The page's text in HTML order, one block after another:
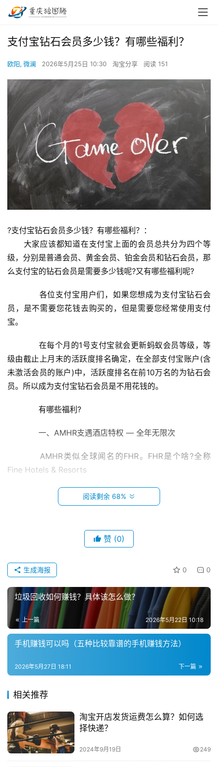
首
页
小
本
创
业
兼
职
目
电
商
创
支付宝钻石会员多少钱？有哪些福利？
欧阳, 微澜 2026年5月25日 10:30 淘宝分享 阅读 151
?支付宝钻石会员多少钱？有哪些福利？：
大家应该都知道在支付宝上面的会员总共分为四个等
级，分别是普通会员、黄金会员、铂金会员和钻石会员，那
么支付宝的钻石会员是需要多少钱呢?又有哪些福利呢?
各位支付宝用户们，如果您想成为支付宝钻石会
员，是不需要您花钱去购买的，但是需要您经常使用支付
宝。
在每个月的1号支付宝就会更新蚂蚁会员等级，等
级由截止上月末的活跃度排名确定，在全部支付宝账户(含
未激活会员的账户)中，活跃度排名在前10万名的为钻石会
员。所以成为支付宝钻石会员是不用花钱的。
有哪些福利?
一、AMHR支遇酒店特权 — 全年无限次
AMHR类似全球闻名的FHR。FHR是个啥?全称
Fine Hotels & Resorts
Program，美国运通旗下的百夫长白金卡、百夫长
黑金卡两种最高端信用卡的专享权益，在全球合作豪华酒店
AMHR尊享特权包括房型升级、免费双人早餐、提
限次体验。目前提供特权体验的有安缦、康莱德、华尔道
夫、文华东方、半岛、六善、多切斯特、洛克福特等多个知
名品牌旗下，全球几百个城市近千家酒店。
二、AMRC支遇餐厅特权 — 全年无限次
AMRC同样近似FHR的餐厅预订礼遇，AMRC餐厅
钻石会员无限次数专享。目前只在北京、上海、广州、深
三、CIP快捷登机特权 — 价值5400元
钻石会员每月可免费领取3次，每年36次。以广州
机场同行超出人员150元/次价格换算，权益一年价值150元
阅读剩余 68%
赞 (0)
0 0
生成海报
垃圾回收如何赚钱？具体该怎么做？
上一篇 2026年5月22日 10:18
手机赚钱可以吗（五种比较靠谱的手机赚钱方法）
下一篇
2026年5月27日 18:11
相关推荐
淘宝开店发货运费怎么算？如何选
择快递？
2024年9月19日 249